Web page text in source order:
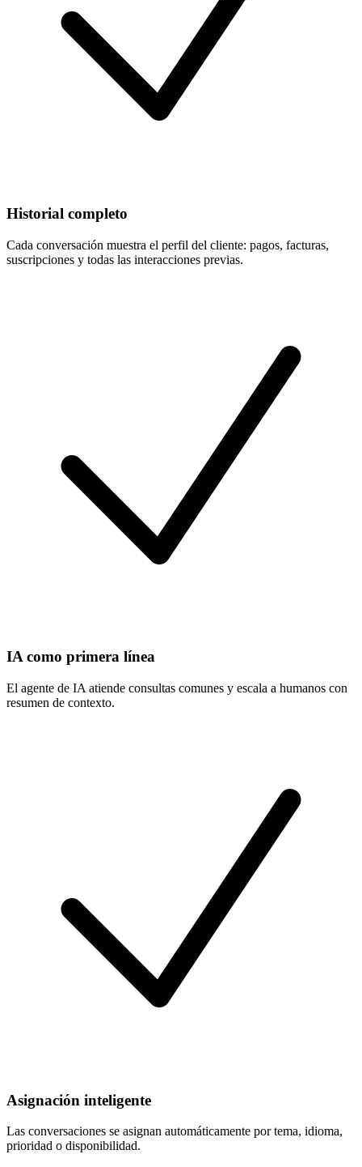
Historial completo
Cada conversación muestra el perfil del cliente: pagos, facturas,
suscripciones y todas las interacciones previas.
IA como primera línea
El agente de IA atiende consultas comunes y escala a humanos con
resumen de contexto.
Asignación inteligente
Las conversaciones se asignan automáticamente por tema, idioma,
prioridad o disponibilidad.